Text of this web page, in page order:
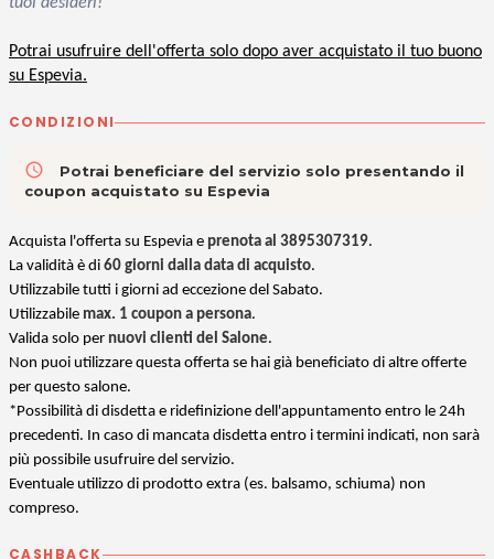
Potrai usufruire dell'offerta solo dopo aver acquistato il tuo buono
su Espevia.
CONDIZIONI
access_time
Potrai beneficiare del servizio solo presentando il
coupon acquistato su Espevia
Acquista l'offerta su Espevia e prenota al 3895307319.
La validità è di 60 giorni dalla data di acquisto.
Utilizzabile tutti i giorni ad eccezione del Sabato.
Utilizzabile max. 1 coupon a persona.
Valida solo per nuovi clienti del Salone.
Non puoi utilizzare questa offerta se hai già beneficiato di altre offerte
per questo salone.
*Possibilità di disdetta e ridefinizione dell'appuntamento entro le 24h
precedenti. In caso di mancata disdetta entro i termini indicati, non sarà
più possibile usufruire del servizio.
Eventuale utilizzo di prodotto extra (es. balsamo, schiuma) non
compreso.
CASHBACK